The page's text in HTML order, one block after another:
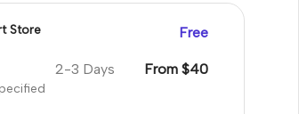
Store
Free
2-3 Days From $40